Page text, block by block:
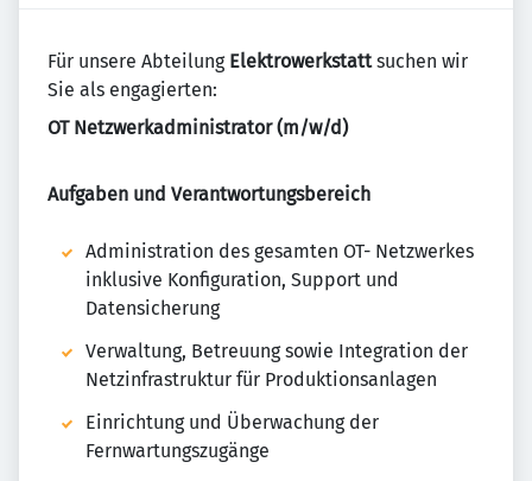
Für unsere Abteilung Elektrowerkstattsuchen wir
Sie als engagierten:
OT Netzwerkadministrator (m/w/d)
Aufgaben und Verantwortungsbereich
Administration des gesamten OT- Netzwerkes
inklusive Konfiguration, Support und
Datensicherung
Verwaltung, Betreuung sowie Integration der
Netzinfrastruktur für Produktionsanlagen
Einrichtung und Überwachung der
Fernwartungszugänge